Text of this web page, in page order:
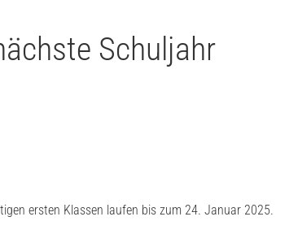
Schuljahr
ersten Klassen laufen bis zum 24. Januar 2025.